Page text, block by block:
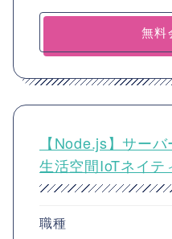
無料
【Node.js】サー
生活空間IoTネイテ
職種